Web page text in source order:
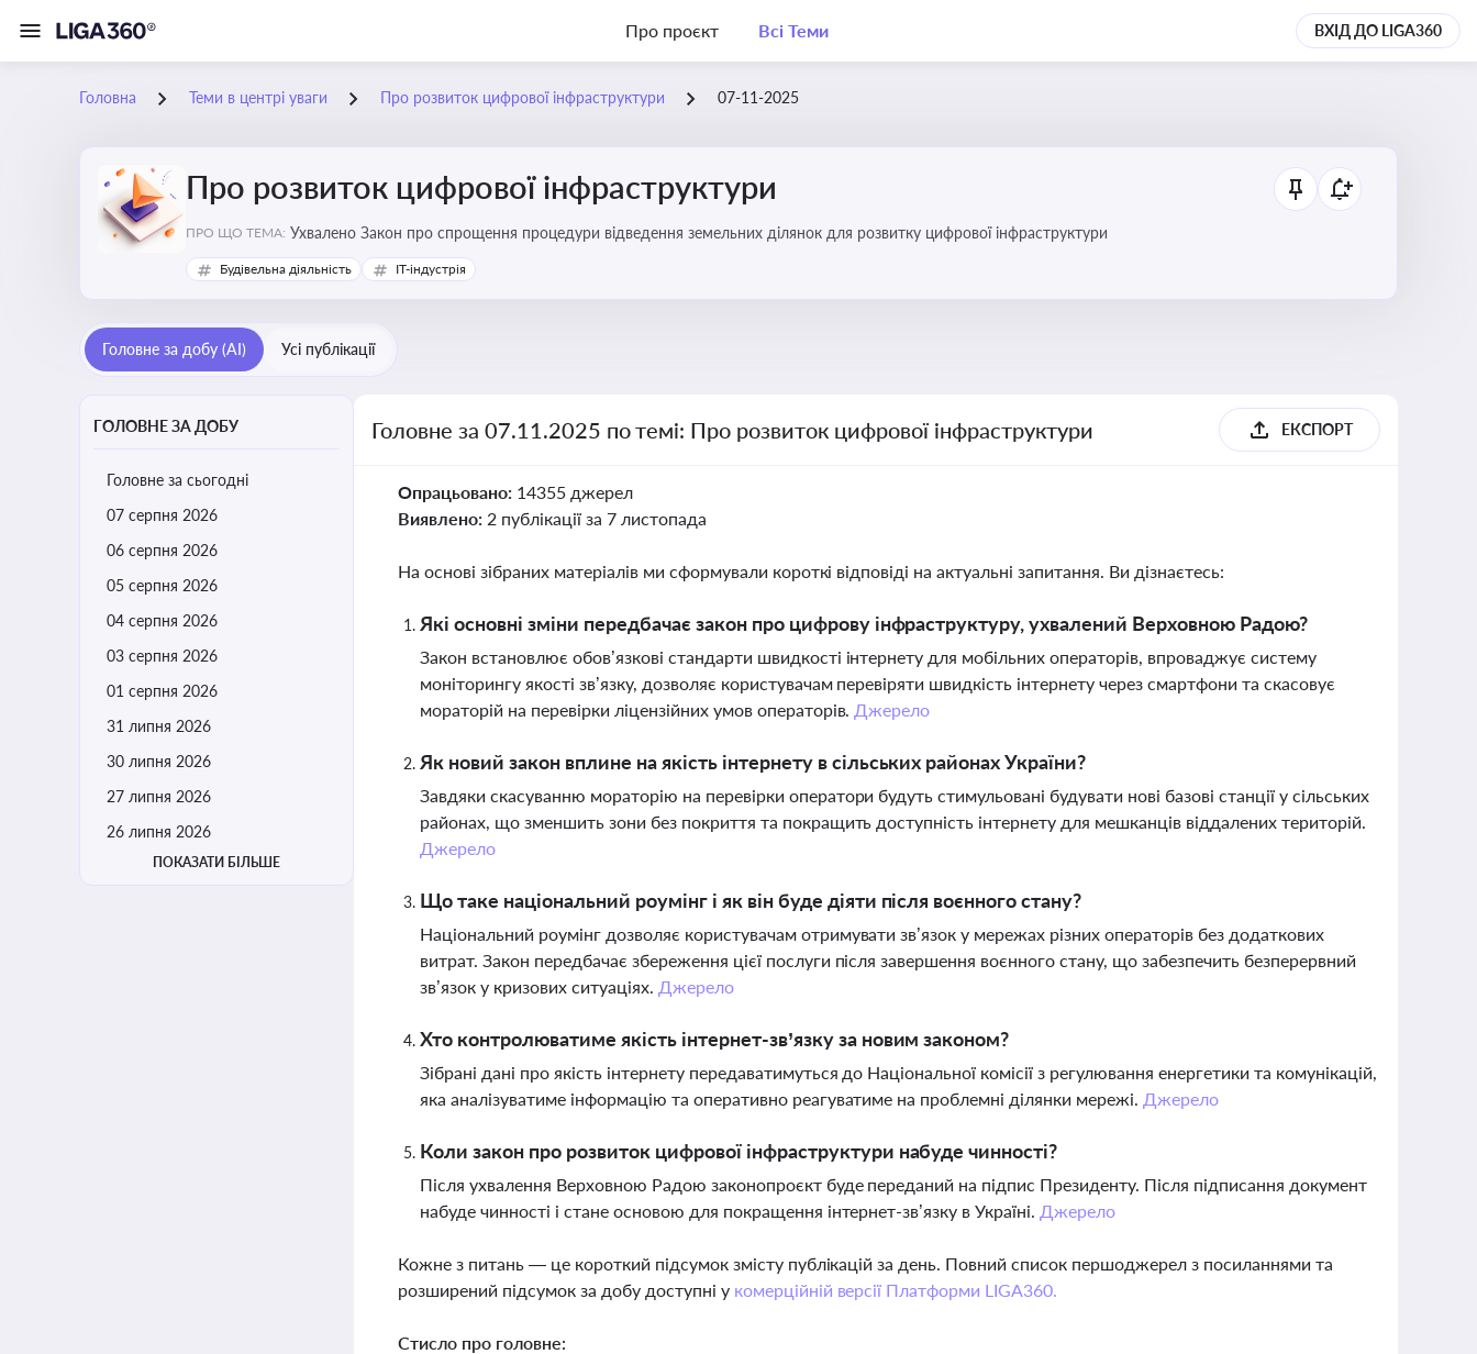
Про проєкт Всі Теми ВХІД ДО LIGA360
Головна Теми в центрі уваги Про розвиток цифрової інфраструктури 07-11-2025
Про розвиток цифрової інфраструктури
ПРО ЩО ТЕМА: Ухвалено Закон про спрощення процедури відведення земельних ділянок для розвитку цифрової інфраструктури
Будівельна діяльність IT-індустрія
Головне за добу (AI) Усі публікації
ГОЛОВНЕ ЗА ДОБУ
Головне за сьогодні
07 серпня 2026
06 серпня 2026
05 серпня 2026
04 серпня 2026
03 серпня 2026
01 серпня 2026
31 липня 2026
30 липня 2026
27 липня 2026
26 липня 2026
ПОКАЗАТИ БІЛЬШЕ
Головне за 07.11.2025 по темі: Про розвиток цифрової інфраструктури ЕКСПОРТ
Опрацьовано: 14355 джерел
Виявлено: 2 публікації за 7 листопада
На основі зібраних матеріалів ми сформували короткі відповіді на актуальні запитання. Ви дізнаєтесь:
Які основні зміни передбачає закон про цифрову інфраструктуру, ухвалений Верховною Радою?
Закон встановлює обов’язкові стандарти швидкості інтернету для мобільних операторів, впроваджує систему
моніторингу якості зв’язку, дозволяє користувачам перевіряти швидкість інтернету через смартфони та скасовує
мораторій на перевірки ліцензійних умов операторів. Джерело
Як новий закон вплине на якість інтернету в сільських районах України?
Завдяки скасуванню мораторію на перевірки оператори будуть стимульовані будувати нові базові станції у сільських
районах, що зменшить зони без покриття та покращить доступність інтернету для мешканців віддалених територій.
Джерело
Що таке національний роумінг і як він буде діяти після воєнного стану?
Національний роумінг дозволяє користувачам отримувати зв’язок у мережах різних операторів без додаткових
витрат. Закон передбачає збереження цієї послуги після завершення воєнного стану, що забезпечить безперервний
зв’язок у кризових ситуаціях. Джерело
Хто контролюватиме якість інтернет-зв’язку за новим законом?
Зібрані дані про якість інтернету передаватимуться до Національної комісії з регулювання енергетики та комунікацій,
яка аналізуватиме інформацію та оперативно реагуватиме на проблемні ділянки мережі. Джерело
Коли закон про розвиток цифрової інфраструктури набуде чинності?
Після ухвалення Верховною Радою законопроєкт буде переданий на підпис Президенту. Після підписання документ
набуде чинності і стане основою для покращення інтернет-зв’язку в Україні. Джерело
Кожне з питань — це короткий підсумок змісту публікацій за день. Повний список першоджерел з посиланнями та
розширений підсумок за добу доступні у комерційній версії Платформи LIGA360.
Стисло про головне: